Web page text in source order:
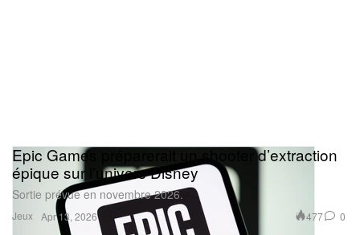
Jeux
Epic Games préparerait un shooter d’extraction
épique sur l’univers Disney
Sortie prévue en novembre 2026.
Apr 13, 2026 477 0